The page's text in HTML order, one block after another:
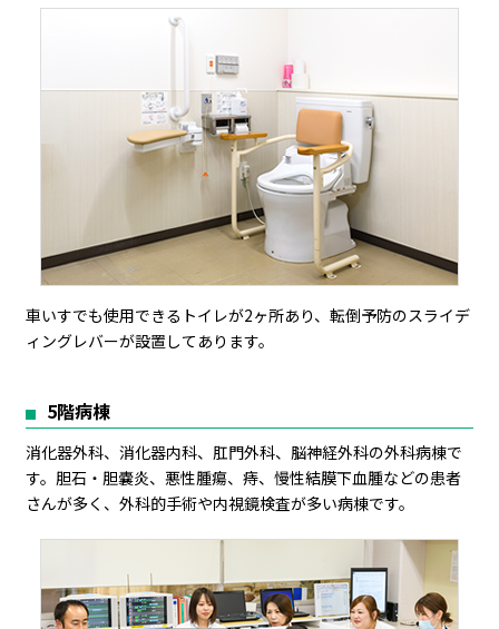
車いすでも使用できるトイレが2ヶ所あり、転倒予防のスライデ
ィングレバーが設置してあります。
5階病棟
消化器外科、消化器内科、肛門外科、脳神経外科の外科病棟で
す。胆石・胆嚢炎、悪性腫瘍、痔、慢性結膜下血腫などの患者
さんが多く、外科的手術や内視鏡検査が多い病棟です。